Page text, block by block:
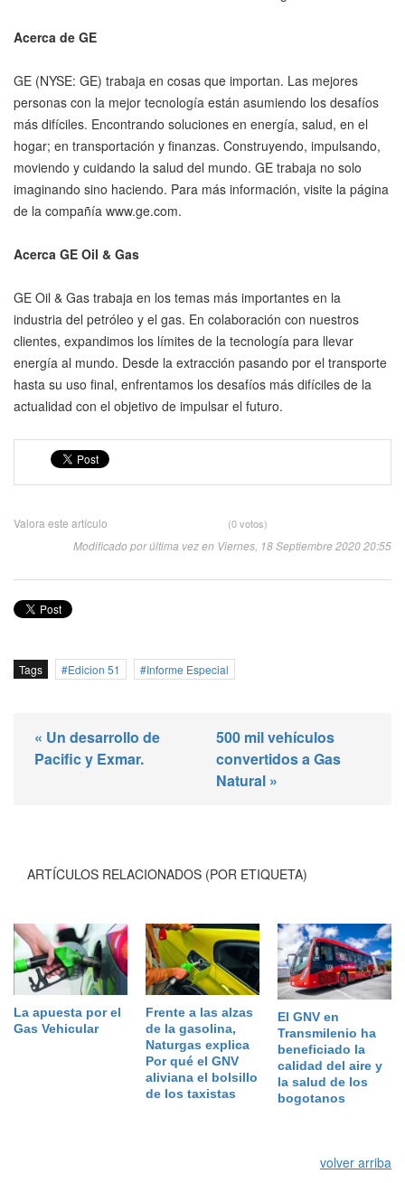
Acerca de GE
GE (NYSE: GE) trabaja en cosas que importan. Las mejores
personas con la mejor tecnología están asumiendo los desafíos
más difíciles. Encontrando soluciones en energía, salud, en el
hogar; en transportación y finanzas. Construyendo, impulsando,
moviendo y cuidando la salud del mundo. GE trabaja no solo
imaginando sino haciendo. Para más información, visite la página
de la compañía www.ge.com.
Acerca GE Oil & Gas
GE Oil & Gas trabaja en los temas más importantes en la
industria del petróleo y el gas. En colaboración con nuestros
clientes, expandimos los límites de la tecnología para llevar
energía al mundo. Desde la extracción pasando por el transporte
hasta su uso final, enfrentamos los desafíos más difíciles de la
actualidad con el objetivo de impulsar el futuro.
Valora este artículo (0 votos)
Modificado por última vez en Viernes, 18 Septiembre 2020 20:55
Tags Edicion 51 Informe Especial
« Un desarrollo de
Pacific y Exmar.
500 mil vehículos
convertidos a Gas
Natural »
ARTÍCULOS RELACIONADOS (POR ETIQUETA)
La apuesta por el
Gas Vehicular
Frente a las alzas
de la gasolina,
Naturgas explica
Por qué el GNV
aliviana el bolsillo
de los taxistas
El GNV en
Transmilenio ha
beneficiado la
calidad del aire y
la salud de los
bogotanos
volver arriba